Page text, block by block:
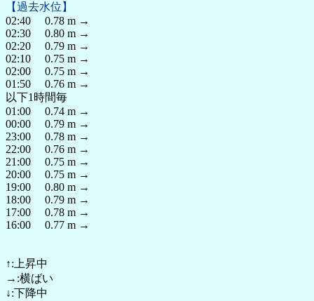
【過去水位】
02:40 0.78 m →
02:30 0.80 m →
02:20 0.79 m →
02:10 0.75 m →
02:00 0.75 m →
01:50 0.76 m →
以下1時間毎
01:00 0.74 m →
00:00 0.79 m →
23:00 0.78 m →
22:00 0.76 m →
21:00 0.75 m →
20:00 0.75 m →
19:00 0.80 m →
18:00 0.79 m →
17:00 0.78 m →
16:00 0.77 m →
↑:上昇中
→:横ばい
↓:下降中